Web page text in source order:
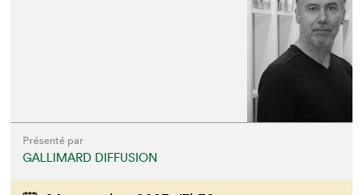
Présenté par
GALLIMARD DIFFUSION